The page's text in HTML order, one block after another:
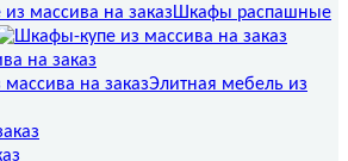
Шкафы распашные
на заказ
Элитная мебель из